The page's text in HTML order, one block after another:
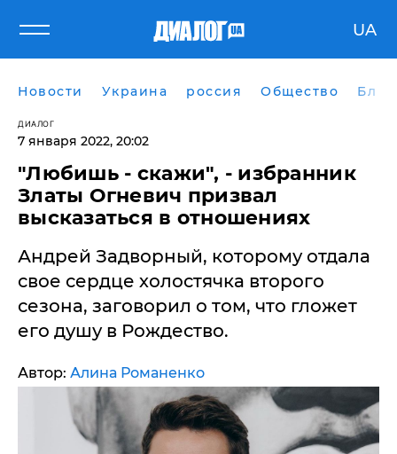
UA
Новости Украина россия Общество
ДИАЛОГ
7 января 2022, 20:02
"Любишь - скажи", - избранник
Златы Огневич призвал
высказаться в отношениях
Андрей Задворный, которому отдала
свое сердце холостячка второго
сезона, заговорил о том, что гложет
его душу в Рождество.
Автор: Алина Романенко